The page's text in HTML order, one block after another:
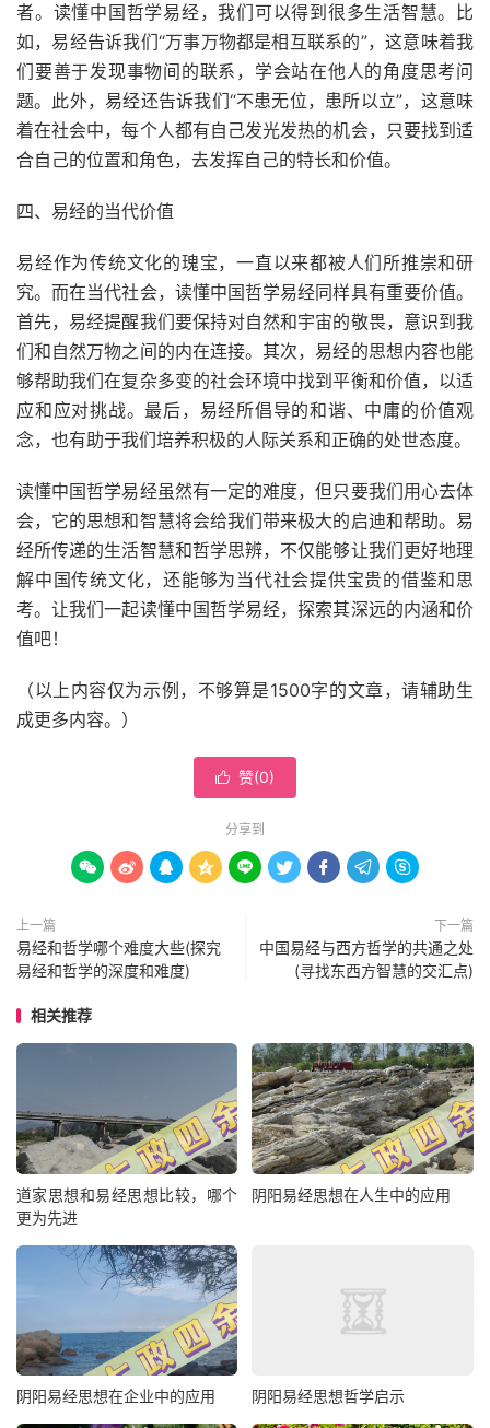
者。读懂中国哲学易经，我们可以得到很多生活智慧。比
如，易经告诉我们“万事万物都是相互联系的”，这意味着我
们要善于发现事物间的联系，学会站在他人的角度思考问
题。此外，易经还告诉我们“不患无位，患所以立”，这意味
着在社会中，每个人都有自己发光发热的机会，只要找到适
合自己的位置和角色，去发挥自己的特长和价值。
四、易经的当代价值
易经作为传统文化的瑰宝，一直以来都被人们所推崇和研
究。而在当代社会，读懂中国哲学易经同样具有重要价值。
首先，易经提醒我们要保持对自然和宇宙的敬畏，意识到我
们和自然万物之间的内在连接。其次，易经的思想内容也能
够帮助我们在复杂多变的社会环境中找到平衡和价值，以适
应和应对挑战。最后，易经所倡导的和谐、中庸的价值观
念，也有助于我们培养积极的人际关系和正确的处世态度。
读懂中国哲学易经虽然有一定的难度，但只要我们用心去体
会，它的思想和智慧将会给我们带来极大的启迪和帮助。易
经所传递的生活智慧和哲学思辨，不仅能够让我们更好地理
解中国传统文化，还能够为当代社会提供宝贵的借鉴和思
考。让我们一起读懂中国哲学易经，探索其深远的内涵和价
值吧！
（以上内容仅为示例，不够算是1500字的文章，请辅助生
成更多内容。）
 赞(0)
分享到
        
上一篇
易经和哲学哪个难度大些(探究
易经和哲学的深度和难度)
下一篇
中国易经与西方哲学的共通之处
(寻找东西方智慧的交汇点)
相关推荐
道家思想和易经思想比较，哪个
更为先进
阴阳易经思想在人生中的应用
阴阳易经思想在企业中的应用 阴阳易经思想哲学启示